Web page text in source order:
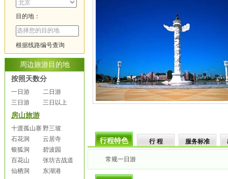
目的地：
根据线路编号查询
周边旅游目的地
按照天数分
一日游
二日游
三日游
三日以上
房山旅游
十渡孤山寨 野三坡
石花洞
云居寺
银狐洞
碧波园
百花山
张坊古战道
仙栖洞
东湖港
行程特色 行 程 服务标准
常规一日游